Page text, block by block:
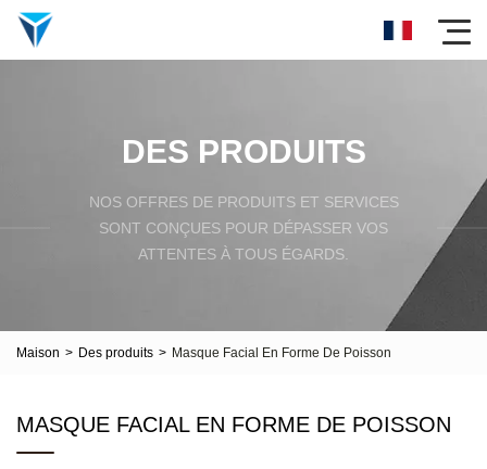
DES PRODUITS
NOS OFFRES DE PRODUITS ET SERVICES
SONT CONÇUES POUR DÉPASSER VOS
ATTENTES À TOUS ÉGARDS.
Maison > Des produits > Masque Facial En Forme De Poisson
MASQUE FACIAL EN FORME DE POISSON